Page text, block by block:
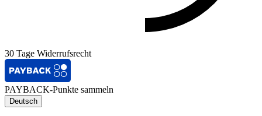
30 Tage Widerrufsrecht
PAYBACK-Punkte sammeln
Deutsch